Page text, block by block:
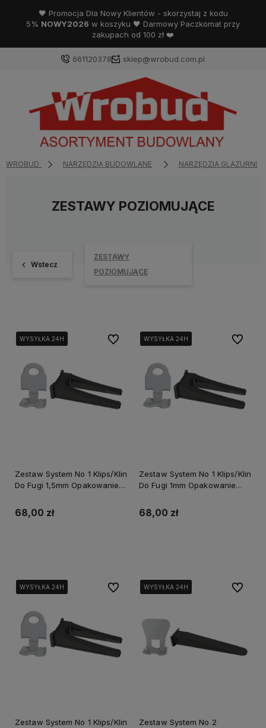
🖤 Promocja Dla Nowy Klientów - skorzystaj z kodu
5% NOWY2026 w koszyku 🖤 Darmowy Paczkomat przy
zakupach od 100 zł ❤️
661120378 sklep@wrobud.com.pl
WROBUD NARZĘDZIA BUDOWLANE NARZĘDZIA
ZESTAWY POZIOMUJĄCE
Wstecz
ZESTAWY
POZIOMUJĄCE
WYSYŁKA 24H
WYSYŁKA 24H
WYSYŁKA 24H
Zestaw System No 1 Klips/Klin
Do Fugi 1,5mm Opakowanie
75202
68,00 zł
Do ulubionychWYSYŁKA 24H
WYSYŁKA 24H
WYSYŁKA 24H
Zestaw System No 1 Klips/Klin
Do Fugi 1mm Opakowanie
75200
68,00 zł
Do
WYSYŁKA 24H
WYSYŁKA 24H
WYSYŁKA 24H
Zestaw System No 1 Klips/Klin
Do ulubionychWYSYŁKA 24H
WYSYŁKA 24H
WYSYŁKA 24H
Zestaw System No 2
Do